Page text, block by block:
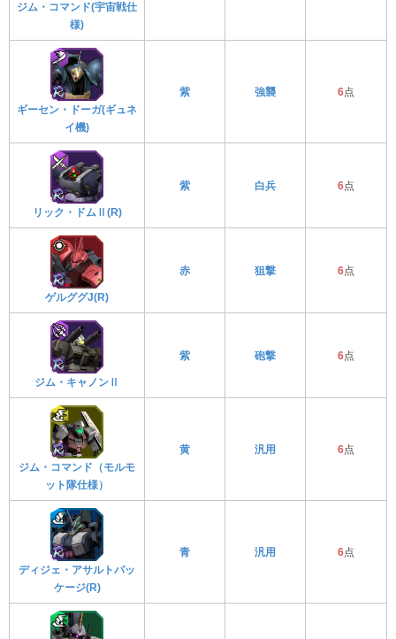
ジム・コマンド(宇宙戦仕
様)
ギーセン・ドーガ(ギュネ
イ機)
紫 強襲 6点
リック・ドムⅡ(R)
紫 白兵 6点
ゲルググJ(R)
赤 狙撃 6点
ジム・キャノンⅡ
紫 砲撃 6点
ジム・コマンド（モルモ
ット隊仕様）
黄 汎用 6点
ディジェ・アサルトパッ
ケージ(R)
青 汎用 6点